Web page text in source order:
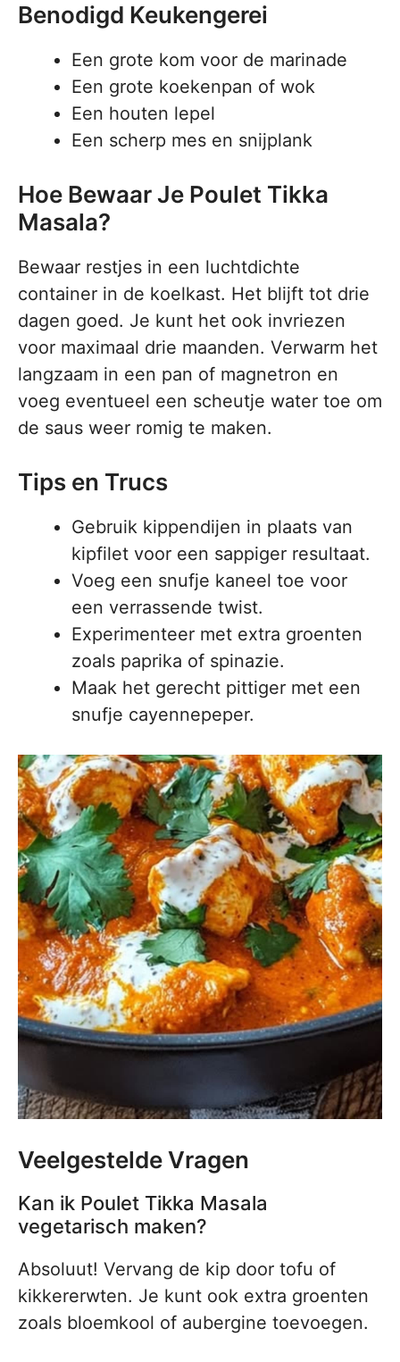
Benodigd Keukengerei
Een grote kom voor de marinade
Een grote koekenpan of wok
Een houten lepel
Een scherp mes en snijplank
Hoe Bewaar Je Poulet Tikka
Masala?
Bewaar restjes in een luchtdichte
container in de koelkast. Het blijft tot drie
dagen goed. Je kunt het ook invriezen
voor maximaal drie maanden. Verwarm het
langzaam in een pan of magnetron en
voeg eventueel een scheutje water toe om
de saus weer romig te maken.
Tips en Trucs
Gebruik kippendijen in plaats van
kipfilet voor een sappiger resultaat.
Voeg een snufje kaneel toe voor
een verrassende twist.
Experimenteer met extra groenten
zoals paprika of spinazie.
Maak het gerecht pittiger met een
snufje cayennepeper.
Veelgestelde Vragen
Kan ik Poulet Tikka Masala
vegetarisch maken?
Absoluut! Vervang de kip door tofu of
kikkererwten. Je kunt ook extra groenten
zoals bloemkool of aubergine toevoegen.